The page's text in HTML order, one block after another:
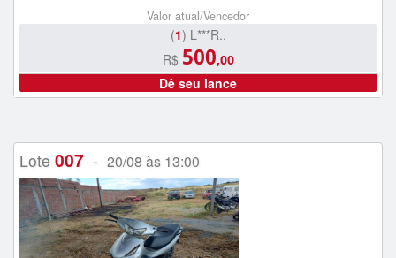
Valor atual/Vencedor
(1) L***R..
R$ 500,00
Dê seu lance
Lote 007 - 20/08 às 13:00